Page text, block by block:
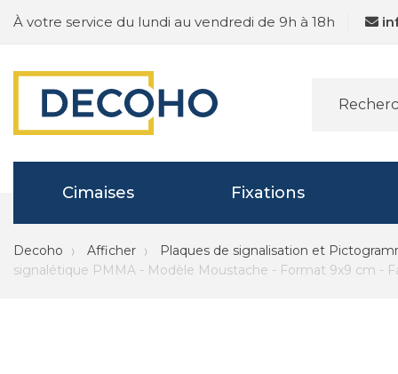
À votre service du lundi au vendredi de 9h à 18h
Cimaises Fixations
Decoho Afficher
Plaques de signalisation et
signalétique PMMA - Modèle Moustache - Format 9x9 cm -